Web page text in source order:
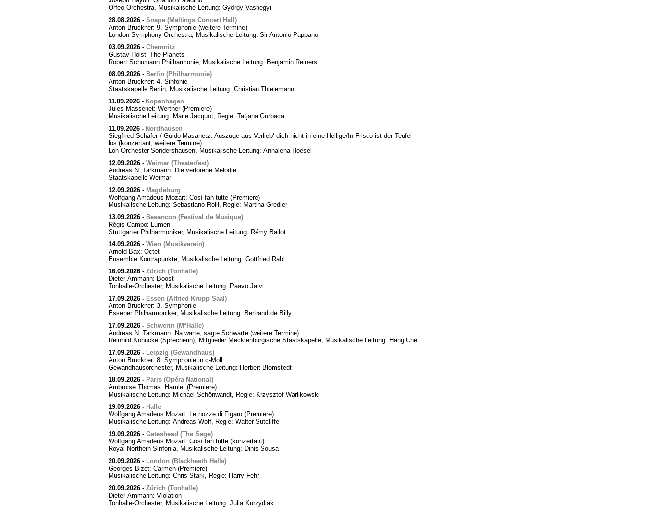
Orfeo Orchestra, Musikalische Leitung: György Vashegyi
28.08.2026- Snape (Maltings Concert Hall)
Anton Bruckner: 9. Symphonie (weitere Termine)
London Symphony Orchestra, Musikalische Leitung: Sir Antonio Pappano
03.09.2026- Chemnitz
Gustav Holst: The Planets
Robert Schumann Philharmonie, Musikalische Leitung: Benjamin Reiners
08.09.2026- Berlin (Philharmonie)
Anton Bruckner: 4. Sinfonie
Staatskapelle Berlin, Musikalische Leitung: Christian Thielemann
11.09.2026- Kopenhagen
Jules Massenet: Werther (Premiere)
Musikalische Leitung: Marie Jacquot, Regie: Tatjana Gürbaca
11.09.2026- Nordhausen
Siegfried Schäfer / Guido Masanetz: Auszüge aus Verlieb‘ dich nicht in eine Heilige/In Frisco ist der Teufel
los (konzertant, weitere Termine)
Loh-Orchester Sondershausen, Musikalische Leitung: Annalena Hoesel
12.09.2026- Weimar (Theaterfest)
Andreas N. Tarkmann: Die verlorene Melodie
Staatskapelle Weimar
12.09.2026- Magdeburg
Wolfgang Amadeus Mozart: Così fan tutte (Premiere)
Musikalische Leitung: Sebastiano Rolli, Regie: Martina Gredler
13.09.2026- Besancon (Festival de Musique)
Régis Campo: Lumen
Stuttgarter Philharmoniker, Musikalische Leitung: Rémy Ballot
14.09.2026- Wien (Musikverein)
Arnold Bax: Octet
Ensemble Kontrapunkte, Musikalische Leitung: Gottfried Rabl
16.09.2026- Zürich (Tonhalle)
Dieter Ammann: Boost
Tonhalle-Orchester, Musikalische Leitung: Paavo Järvi
17.09.2026- Essen (Alfried Krupp Saal)
Anton Bruckner: 3. Symphonie
Essener Philharmoniker, Musikalische Leitung: Bertrand de Billy
17.09.2026- Schwerin (M*Halle)
Andreas N. Tarkmann: Na warte, sagte Schwarte (weitere Termine)
Reinhild Köhncke (Sprecherin), Mitglieder Mecklenburgische Staatskapelle, Musikalische Leitung: Hang Che
17.09.2026- Leipzig (Gewandhaus)
Anton Bruckner: 8. Symphonie in c-Moll
Gewandhausorchester, Musikalische Leitung: Herbert Blomstedt
18.09.2026- Paris (Opéra National)
Ambroise Thomas: Hamlet (Premiere)
Musikalische Leitung: Michael Schönwandt, Regie: Krzysztof Warlikowski
19.09.2026- Halle
Wolfgang Amadeus Mozart: Le nozze di Figaro (Premiere)
Musikalische Leitung: Andreas Wolf, Regie: Walter Sutcliffe
19.09.2026- Gateshead (The Sage)
Wolfgang Amadeus Mozart: Così fan tutte (konzertant)
Royal Northern Sinfonia, Musikalische Leitung: Dinis Sousa
20.09.2026- London (Blackheath Halls)
Georges Bizet: Carmen (Premiere)
Musikalische Leitung: Chris Stark, Regie: Harry Fehr
20.09.2026- Zürich (Tonhalle)
Dieter Ammann: Violation
Tonhalle-Orchester, Musikalische Leitung: Julia Kurzydlak